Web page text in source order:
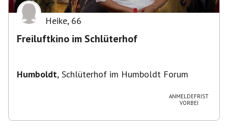
Heike, 66
Freiluftkino im Schlüterhof
Humboldt, Schlüterhof im Humboldt Forum
ANMELDEFRIST
VORBEI